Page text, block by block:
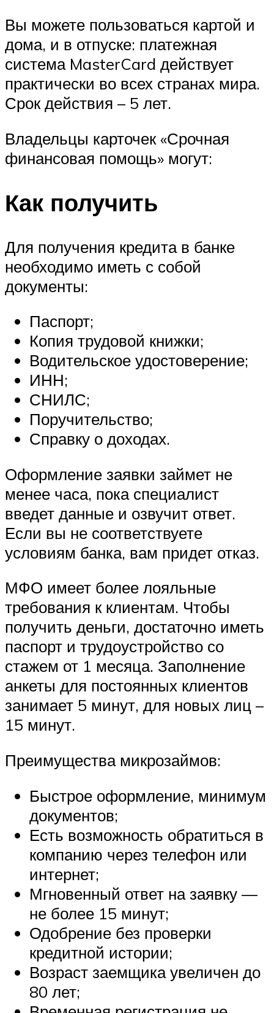
Вы можете пользоваться картой и
дома, и в отпуске: платежная
система MasterCard действует
практически во всех странах мира.
Срок действия – 5 лет.
Владельцы карточек «Срочная
финансовая помощь» могут:
Как получить
Для получения кредита в банке
необходимо иметь с собой
документы:
Паспорт;
Копия трудовой книжки;
Водительское удостоверение;
ИНН;
СНИЛС;
Поручительство;
Справку о доходах.
Оформление заявки займет не
менее часа, пока специалист
введет данные и озвучит ответ.
Если вы не соответствуете
условиям банка, вам придет отказ.
МФО имеет более лояльные
требования к клиентам. Чтобы
получить деньги, достаточно иметь
паспорт и трудоустройство со
стажем от 1 месяца. Заполнение
анкеты для постоянных клиентов
занимает 5 минут, для новых лиц –
15 минут.
Преимущества микрозаймов:
Быстрое оформление, минимум
документов;
Есть возможность обратиться в
компанию через телефон или
интернет;
Мгновенный ответ на заявку —
не более 15 минут;
Одобрение без проверки
кредитной истории;
Возраст заемщика увеличен до
80 лет;